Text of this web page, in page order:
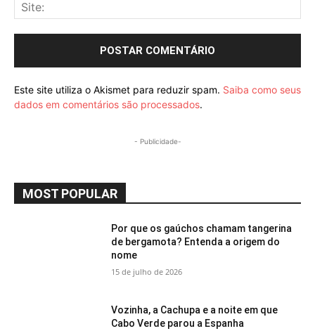
Este site utiliza o Akismet para reduzir spam. Saiba como seus
dados em comentários são processados.
- Publicidade-
MOST POPULAR
Por que os gaúchos chamam tangerina
de bergamota? Entenda a origem do
nome
15 de julho de 2026
Vozinha, a Cachupa e a noite em que
Cabo Verde parou a Espanha